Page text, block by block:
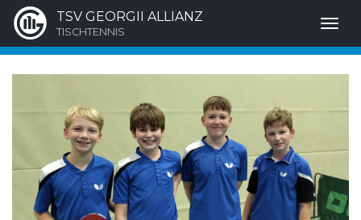
TSV GEORGII ALLIANZ
TISCHTENNIS